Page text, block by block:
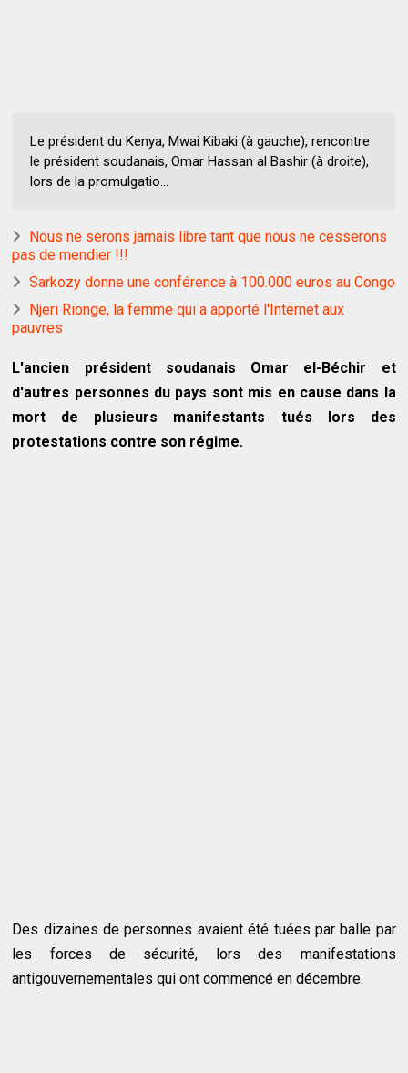
Le président du Kenya, Mwai Kibaki (à gauche), rencontre
le président soudanais, Omar Hassan al Bashir (à droite),
lors de la promulgatio...
Nous ne serons jamais libre tant que nous ne cesserons
pas de mendier !!!
Sarkozy donne une conférence à 100.000 euros au Congo
Njeri Rionge, la femme qui a apporté l'Internet aux
pauvres
L'ancien président soudanais Omar el-Béchir et
d'autres personnes du pays sont mis en cause dans la
mort de plusieurs manifestants tués lors des
protestations contre son régime.
Des dizaines de personnes avaient été tuées par balle par
les forces de sécurité, lors des manifestations
antigouvernementales qui ont commencé en décembre.